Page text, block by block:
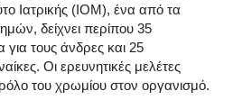
Ιατρικής (ΙΟΜ), ένα από τα
δείχνει περίπου 35
τους άνδρες και 25
Οι ερευνητικές μελέτες
του χρωμίου στον οργανισμό.